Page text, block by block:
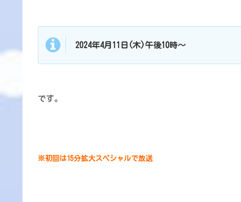
2024年4月11日(木)午後10時～
です。
※初回は15分拡大スペシャルで放送